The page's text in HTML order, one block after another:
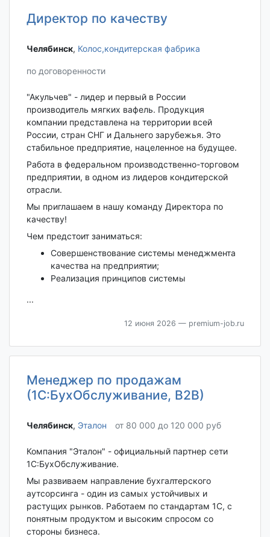
Директор по качеству
Челябинск‎, Колос,кондитерская фабрика
по договоренности
"Акульчев" - лидер и первый в России
производитель мягких вафель. Продукция
компании представлена на территории всей
России, стран СНГ и Дальнего зарубежья. Это
стабильное предприятие, нацеленное на будущее.
Работа в федеральном производственно-торговом
предприятии, в одном из лидеров кондитерской
отрасли.
Мы приглашаем в нашу команду Директора по
качеству!
Чем предстоит заниматься:
Совершенствование системы менеджмента
качества на предприятии;
Реализация принципов системы
...
12 июня 2026 — premium-job.ru
Менеджер по продажам
(1С:БухОбслуживание, В2В)
Челябинск‎, Эталон от 80 000 до 120 000 руб
Компания "Эталон" - официальный партнер сети
1С:БухОбслуживание.
Мы развиваем направление бухгалтерского
аутсорсинга - один из самых устойчивых и
растущих рынков. Работаем по стандартам 1С, с
понятным продуктом и высоким спросом со
стороны бизнеса.